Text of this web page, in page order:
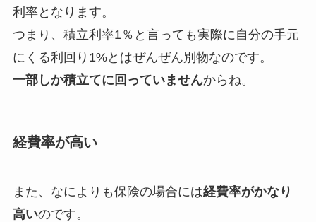
利率となります。
つまり、積立利率1％と言っても実際に自分の手元
にくる利回り1%とはぜんぜん別物なのです。
一部しか積立てに回っていませんからね。
経費率が高い
また、なによりも保険の場合には経費率がかなり
高いのです。